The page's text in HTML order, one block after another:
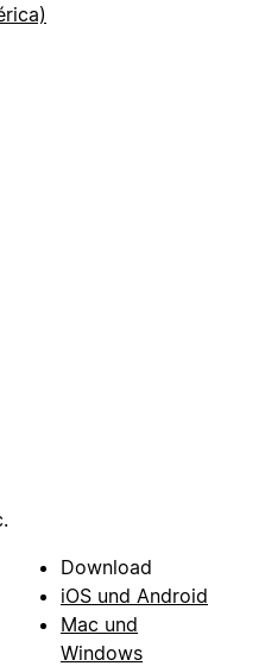
Download
iOS und Android
Mac und
Windows